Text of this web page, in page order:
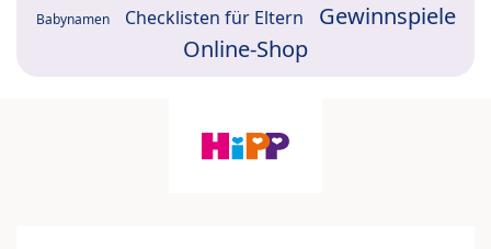
Babynamen Checklisten für Eltern
Gewinnspiele
Online-Shop